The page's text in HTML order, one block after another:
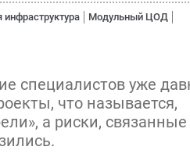
Модульный ЦОД
специалистов уже
что называется,
а риски, связанные